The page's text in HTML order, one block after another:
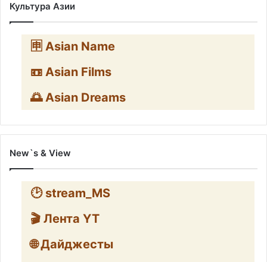
Культура Азии
🈸 Asian Name
📼 Asian Films
🌅 Asian Dreams
New`s & View
🕑 stream_MS
🎬 Лента YT
🌐 Дайджесты